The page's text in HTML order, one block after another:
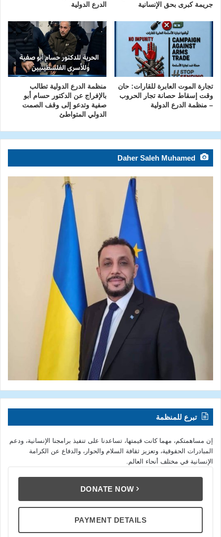
جريمة كبرى بحق الإنسانية
الدرع الدولية
تجارة الموت العابرة للقارات: حان
وقت إسقاط حصانة تجار الحروب
– منظمة الدرع الدولية
منظمة الدرع الدولية تطالب
بالإفراج عن الدكتور حسام أبو
صفية وتدعو إلى وقف الصمت
الدولي المتواطئ
Daher Saleh Muhamed
تبرع للمنظمة
إن مساهمتكم، مهما كانت قيمتها، تساعدنا على تنفيذ برامجنا الإنسانية، ودعم
المبادرات الحقوقية، وتعزيز ثقافة السلام والحوار، والدفاع عن الكرامة
الإنسانية في مختلف أنحاء العالم.
DONATE NOW
PAYMENT DETAILS